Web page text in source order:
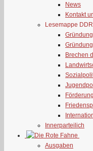
News
Kontakt
Lesemappe DDR
Brechen
Innerparteilich
Ausgaben